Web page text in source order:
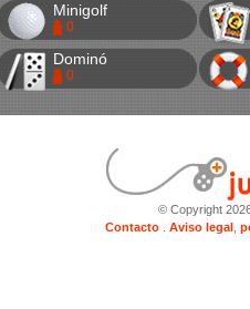
Minigolf
0
Dominó
0
© Copyright
Contacto
Aviso legal